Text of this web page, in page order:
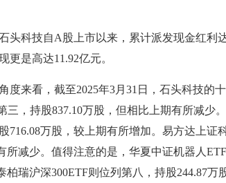
科技自A股上市以来，累计派发现金红利
更是高达11.92亿元。
来看，截至2025年3月31日，石头科技的十
三，持股837.10万股，但相比上期有所减少
716.08万股，较上期有所增加。易方达上证
所减少。值得注意的是，华夏中证机器人
柏瑞沪深300ETF则位列第八，持股244.87万